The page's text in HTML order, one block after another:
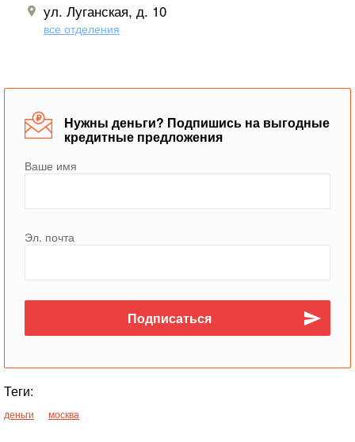
ул. Луганская, д. 10
все отделения
Нужны деньги? Подпишись на выгодные
кредитные предложения
Ваше имя
Эл. почта
Теги:
деньги москва